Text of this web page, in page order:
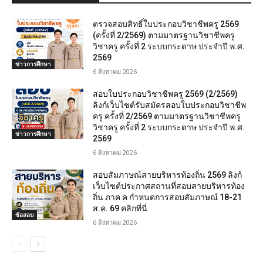
ข่าวการศึกษา
ตรวจสอบสิทธิ์ใบประกอบวิชาชีพครู 2569
(ครั้งที่ 2/2569) ตามมาตรฐานวิชาชีพครู
วิชาครู ครั้งที่ 2 ระบบกระดาษ ประจำปี พ.ศ.
2569
6 สิงหาคม 2026
ข่าวการศึกษา
สอบใบประกอบวิชาชีพครู 2569 (2/2569)
ลิงก์เว็บไซต์รับสมัครสอบใบประกอบวิชาชีพ
ครู ครั้งที่ 2/2569 ตามมาตรฐานวิชาชีพครู
วิชาครู ครั้งที่ 2 ระบบกระดาษ ประจำปี พ.ศ.
2569
6 สิงหาคม 2026
ข้อสอบ
สอบสัมภาษณ์สายบริหารท้องถิ่น 2569 ลิงก์
เว็บไซต์ประกาศสถานที่สอบสายบริหารท้อง
ถิ่น ภาค ค กำหนดการสอบสัมภาษณ์ 18-21
ส.ค. 69 คลิกที่นี่
6 สิงหาคม 2026